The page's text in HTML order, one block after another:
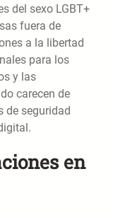
del sexo LGBT+
fuera de
a la libertad
para los
y las
carecen de
de seguridad
en